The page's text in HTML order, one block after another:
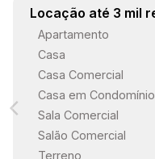
Locação até 3 mil
Apartamento
Casa
Casa Comercial
Casa em Condomínio
Sala Comercial
Salão Comercial
Terreno